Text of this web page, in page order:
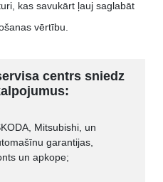
kas savukārt ļauj saglabāt
vērtību.
centrs sniedz
Mitsubishi, un
garantijas,
un apkope;